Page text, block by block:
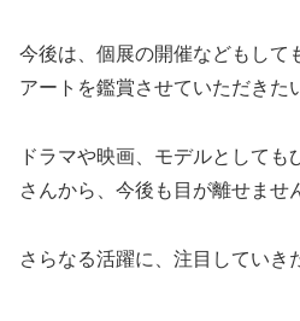
今後は、個展の開催などもして
アートを鑑賞させていただきた
ドラマや映画、モデルとしても
さんから、今後も目が離せませ
さらなる活躍に、注目していき